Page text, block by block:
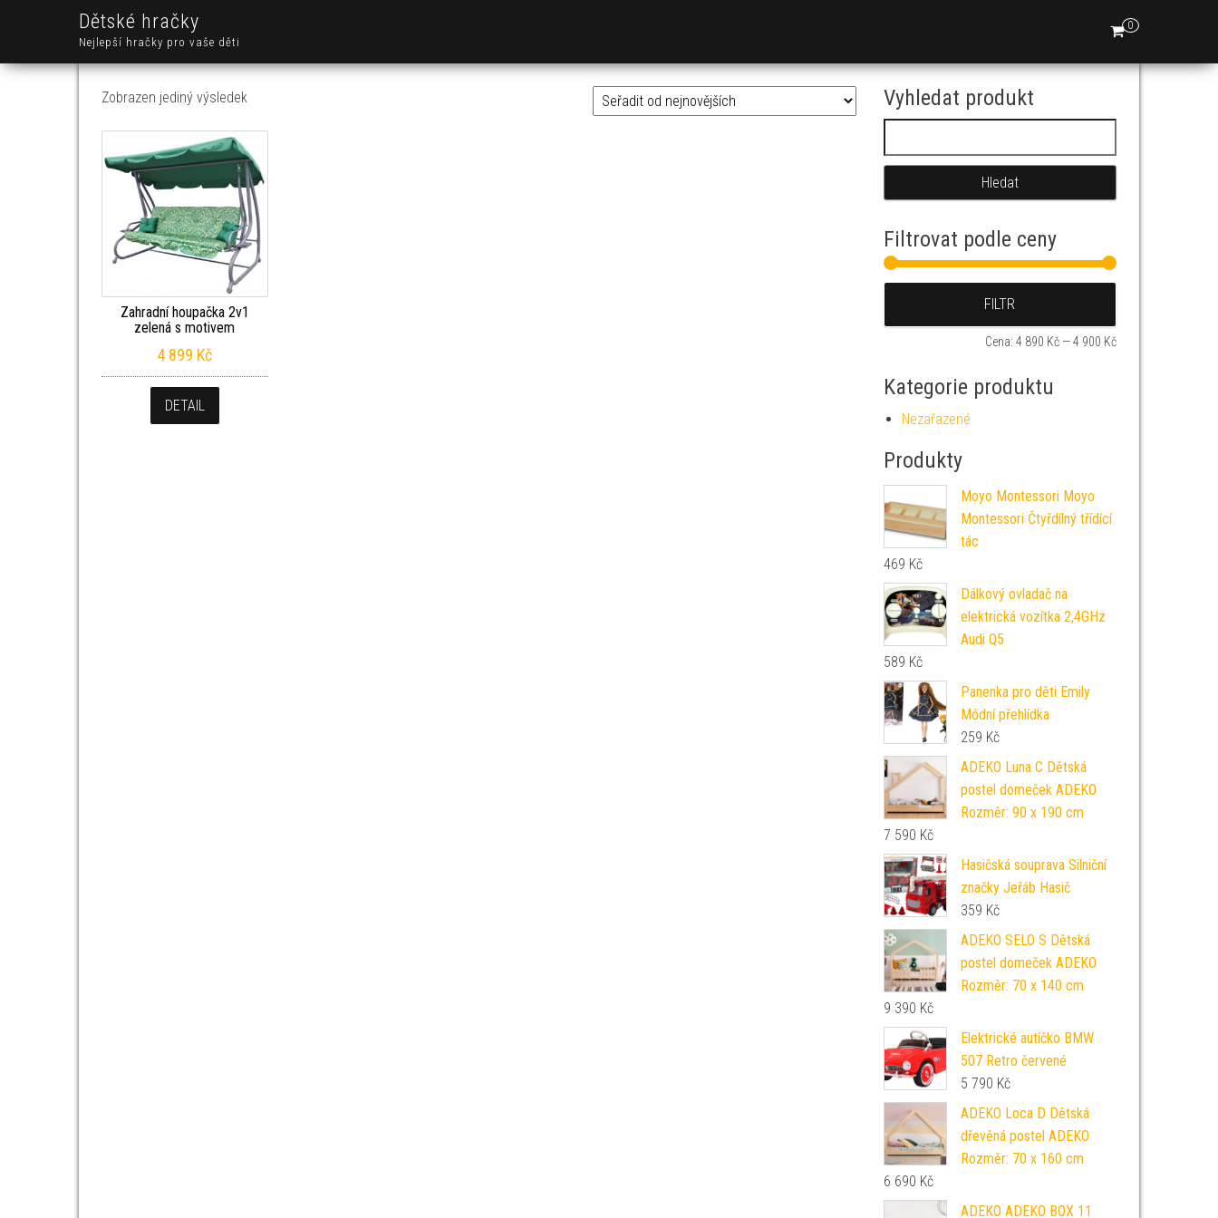
Dětské hračky
Nejlepší hračky pro vaše děti
0
Zobrazen jediný výsledek
Zahradní houpačka 2v1
zelená s motivem
4 899 Kč
DETAIL
Vyhledat produkt
Filtrovat podle ceny
FILTR
Cena: 4 890 Kč —4 900 Kč
Kategorie produktu
Nezařazené
Produkty
Moyo Montessori Moyo
Montessori Čtyřdílný třídící
tác
469 Kč
Dálkový ovladač na
elektrická vozítka 2,4GHz
Audi Q5
589 Kč
Panenka pro děti Emily
Módní přehlídka
259 Kč
ADEKO Luna C Dětská
postel domeček ADEKO
Rozměr: 90 x 190 cm
7 590 Kč
Hasičská souprava Silniční
značky Jeřáb Hasič
359 Kč
ADEKO SELO S Dětská
postel domeček ADEKO
Rozměr: 70 x 140 cm
9 390 Kč
Elektrické autíčko BMW
507 Retro červené
5 790 Kč
ADEKO Loca D Dětská
dřevěná postel ADEKO
Rozměr: 70 x 160 cm
6 690 Kč
ADEKO ADEKO BOX 11